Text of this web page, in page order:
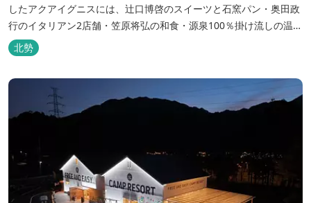
したアクアイグニスには、辻󠄀口博啓のスイーツと石窯パン・奥田政
行のイタリアン2店舗・笠原将弘の和食・源泉100％掛け流しの温
泉・宿泊棟・離れ宿・苺ハウス・ギャラリーなど、様々な『癒し』
と『食』が集結しております。 【『癒し』の追求 】 ◆源泉100%
掛け流し「片岡温泉」 片岡温泉は、地下1,200ｍより湯口で約42℃
北勢